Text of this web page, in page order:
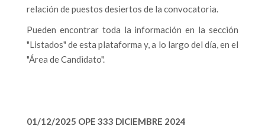
relación de puestos desiertos de la convocatoria.
Pueden encontrar toda la información en la sección
"Listados" de esta plataforma y, a lo largo del día, en el
"Área de Candidato".
01/12/2025 OPE 333 DICIEMBRE 2024